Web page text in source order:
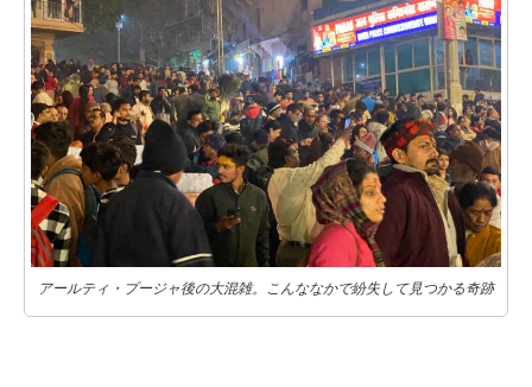
アールティ・プージャ後の大混雑。こんななかで紛失して見つかる奇跡